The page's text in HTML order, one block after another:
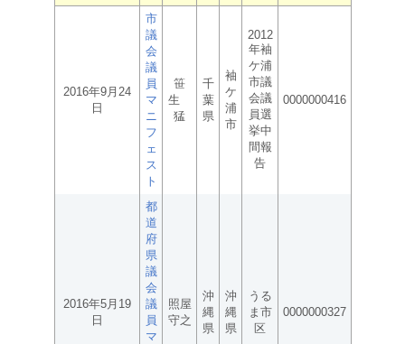
2016年9月24
日
市
議
会
議
員
マ
ニ
フ
ェ
ス
ト
笹
生
猛
千
葉
県
袖
ケ
浦
市
2012
年袖
ケ浦
市議
会議
員選
挙中
間報
告
0000000416
2016年5月19
日
都
道
府
県
議
会
議
員
マ
照屋
守之
沖
縄
県
沖
縄
県
うる
ま市
区
0000000327